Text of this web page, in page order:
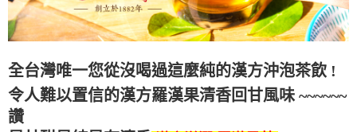
全台灣唯一您從沒喝過這麼純的漢方沖泡茶飲 !
令人難以置信的漢方羅漢果清香回甘風味 ~~~~~~
讚